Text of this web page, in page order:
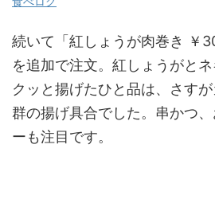
続いて「紅しょうが肉巻き ￥
を追加で注文。紅しょうがと
クッと揚げたひと品は、さす
群の揚げ具合でした。串かつ
ーも注目です。